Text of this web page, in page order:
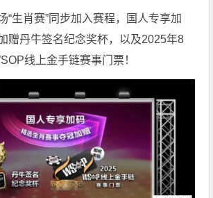
“生肖赛”同步加入赛程，国人专享加
赠丹牛签名纪念奖杯，以及2025年8
线上金手链赛事门票！